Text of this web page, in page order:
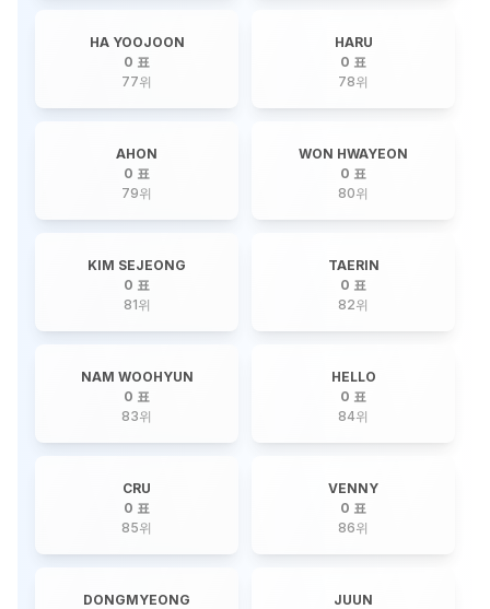
HA YOOJOON
0 표
77위
HARU
0 표
78위
AHON
0 표
79위
WON HWAYEON
0 표
80위
KIM SEJEONG
0 표
81위
TAERIN
0 표
82위
NAM WOOHYUN
0 표
83위
HELLO
0 표
84위
CRU
0 표
85위
VENNY
0 표
86위
DONGMYEONG
JUUN